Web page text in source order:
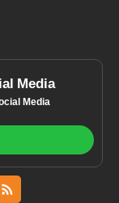
Media
Media